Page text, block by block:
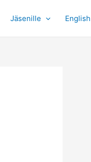
Jäsenille English